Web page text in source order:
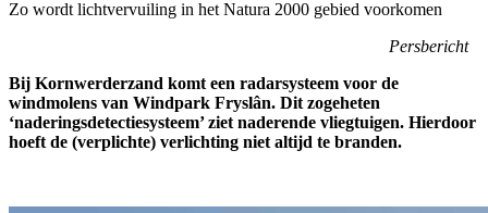
Zo wordt lichtvervuiling in het Natura 2000 gebied voorkomen
Persbericht
Bij Kornwerderzand komt een radarsysteem voor de
windmolens van Windpark Fryslân. Dit zogeheten
‘naderingsdetectiesysteem’ ziet naderende vliegtuigen. Hierdoor
hoeft de (verplichte) verlichting niet altijd te branden.